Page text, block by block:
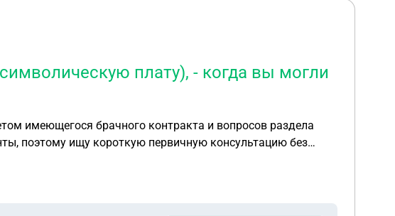
плату), - когда вы могли
имеющегося брачного контракта и вопросов раздела